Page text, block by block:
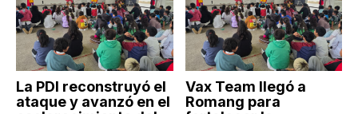
La PDI reconstruyó el
ataque y avanzó en el
Vax Team llegó a
Romang para